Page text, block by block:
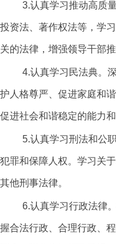
3.认真学习推动高质
投资法、著作权法等，学
关的法律，增强领导干部
4.认真学习民法典。
护人格尊严、促进家庭和
促进社会和谐稳定的能力
5.认真学习刑法和公
犯罪和保障人权。学习关
其他刑事法律。
6.认真学习行政法律
握合法行政、合理行政、